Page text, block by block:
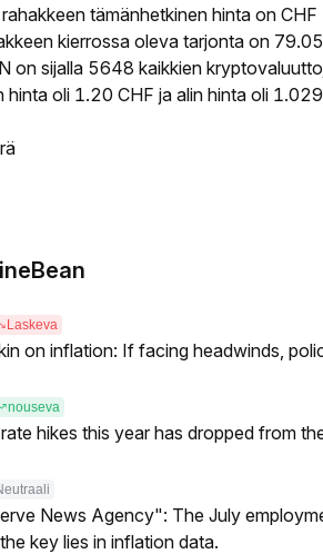
tämänhetkinen hinta on
kierrossa oleva tarjonta on
on sijalla 5648 kaikkien
oli 1.20 CHF ja alin hinta oli
Laskeva
on inflation: If facing headwinds,
nouseva
hikes this year has dropped from
News Agency": The July
key lies in inflation data.